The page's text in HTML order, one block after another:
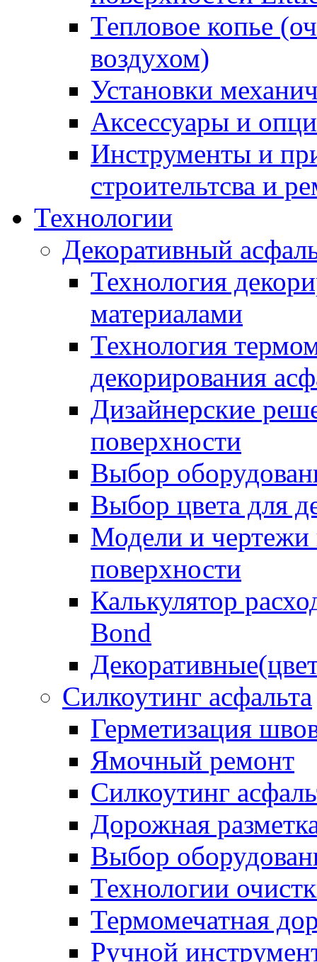
Тепловое копье
воздухом)
Установки
Аксессуары и
Инструменты и
строительтсва и
Технологии
Декоративный
Технология
материалами
Технология
декорирования
Дизайнерские
поверхности
Выбор
Выбор цвета для
Модели и чертежи
поверхности
Калькулятор
Bond
Силкоутинг асфальта
Герметизация
Ямочный ремонт
Силкоутинг
Дорожная
Выбор
Технологии
Термомечатная
Ручной